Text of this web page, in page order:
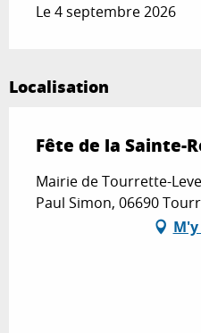
Le 4 septembre 2026
Localisation
Fête de la Sainte-
Mairie de Tourrette-
Paul Simon, 06690